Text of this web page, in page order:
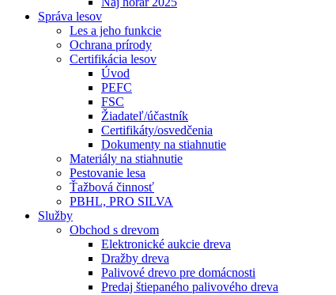
Správa lesov
Les a jeho funkcie
Ochrana prírody
Certifikácia lesov
Úvod
PEFC
FSC
Žiadateľ/účastník
Certifikáty/osvedčenia
Dokumenty na stiahnutie
Materiály na stiahnutie
Pestovanie lesa
Ťažbová činnosť
PBHL, PRO SILVA
Služby
Obchod s drevom
Elektronické aukcie dreva
Dražby dreva
Palivové drevo pre domácnosti
Predaj štiepaného palivového dreva